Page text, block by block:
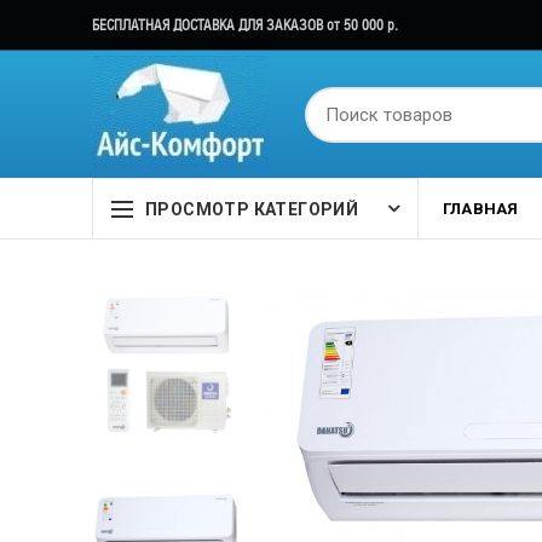
БЕСПЛАТНАЯ ДОСТАВКА ДЛЯ ЗАКАЗОВ от 50 000 р.
ПРОСМОТР КАТЕГОРИЙ ГЛАВНАЯ